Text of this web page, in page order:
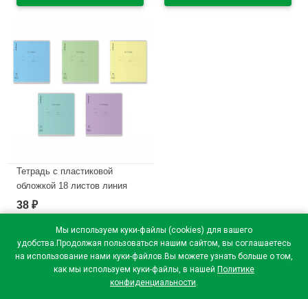
Мы используем куки-файлы (cookies) для вашего
удобства.Продолжая пользоваться нашим сайтом, вы соглашаетесь
на использование нами куки-файлов.Вы можете узнать больше о том,
как мы используем куки-файлы, в нашей Политике
конфиденциальности.
Тетрадь с пластиковой
обложкой 18 листов линия
ErichKrause Классика
CoverPrо ассорти текстура
зеркало арт.64625
В наличии
38 ₽